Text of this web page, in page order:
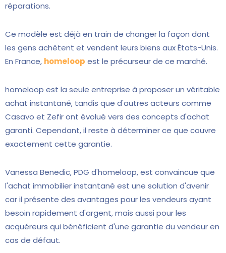
réparations.
Ce modèle est déjà en train de changer la façon dont
les gens achètent et vendent leurs biens aux États-Unis.
En France, homeloop est le précurseur de ce marché.
homeloop est la seule entreprise à proposer un véritable
achat instantané, tandis que d'autres acteurs comme
Casavo et Zefir ont évolué vers des concepts d'achat
garanti. Cependant, il reste à déterminer ce que couvre
exactement cette garantie.
Vanessa Benedic, PDG d'homeloop, est convaincue que
l'achat immobilier instantané est une solution d'avenir
car il présente des avantages pour les vendeurs ayant
besoin rapidement d'argent, mais aussi pour les
acquéreurs qui bénéficient d'une garantie du vendeur en
cas de défaut.